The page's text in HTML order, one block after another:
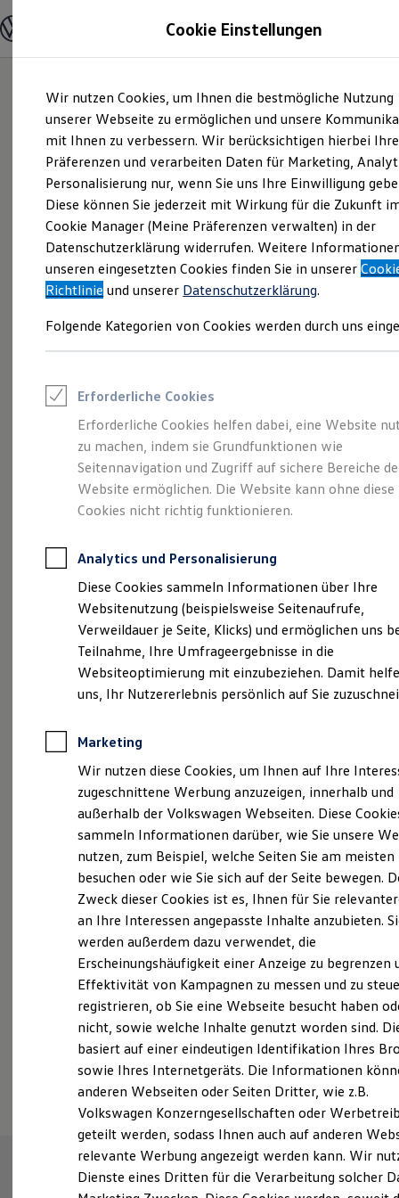
Hauptinhalt
springen
Footer
springen
Modelle und Konfigurator
Modelle vergleichen
Elektroautos
ENERGY Sondermodelle
Nutzfahrzeuge
SUV und CUV
Familienautos
Kombis
Kompaktwagen
Sportwagen
Schnell verfügbare Fahrzeuge
Angebote und Produkte
Aktuelle Angebote
E-Auto-Förderung
Volkswagen Marktplatz
Junge Gebrauchtwagen und Gebrauchtwagen
Saisonangebote
Leasing
Leasing-Angebote
Gebrauchtwagen Leasing
Junge Gebrauchtwagen-Leasing
Elektroauto Leasing
Kleinwagen-Leasing
Leasing ohne Anzahlung
Autokredit mit Schlussrate
Versicherungen und Garantien
Kfz-Versicherung
Restschuldversicherungen
Garantien
Wartungsverträge
Geschäftskunden
Professional Class bei Volkswagen
Großkunden
Behörden
Anpfiff zum Gewinn
Elektroautos
ID. Tutorials
Elektrofahrzeugkonzepte
Reichweite
Reichweite der ID. Modelle
Reichweite im Winter
Laden
Laden unterwegs
Laden Zuhause
Ladezeitensimulator
Batterie
Sicherheit
Garantie und Lebensdauer
Nachhaltigkeit
Technologie
Kosten und Kauf
Verbrauchskosten
Kaufoptionen
E-Auto-Förderung
Software und Konnektivität
Die ID. Software 6
ID. Software Versionen und Updates
Digitale Extras
Schnittstellen zu Ihrem ID.
Die ENERGY
Sondermodelle
(Impressum & Rechtliches
Probefahrt vereinbaren
Fahrzeugangebot anfordern
Serviceanfrage stellen
Cookie Einstellungen
Wir nutzen Cookies, um Ihnen die bestmögliche Nutzung
unserer Webseite zu ermöglichen und unsere
mit Ihnen zu verbessern. Wir berücksichtigen hierbei Ihre
Präferenzen und verarbeiten Daten für Marketing,
Personalisierung nur, wenn Sie uns Ihre Einwilligung
Diese können Sie jederzeit mit Wirkung für die Zukunft
Cookie Manager (Meine Präferenzen verwalten) in der
Datenschutzerklärung widerrufen. Weitere
unseren eingesetzten Cookies finden Sie in unserer
Richtlinie und unserer Datenschutzerklärung.
Folgende Kategorien von Cookies werden durch uns
Erforderliche Cookies
Erforderliche Cookies helfen dabei, eine Website
zu machen, indem sie Grundfunktionen wie
Seitennavigation und Zugriff auf sichere Bereiche
Website ermöglichen. Die Website kann ohne diese
Cookies nicht richtig funktionieren.
Analytics und Personalisierung
Diese Cookies sammeln Informationen über Ihre
Websitenutzung (beispielsweise Seitenaufrufe,
Verweildauer je Seite, Klicks) und ermöglichen uns
Teilnahme, Ihre Umfrageergebnisse in die
Websiteoptimierung mit einzubeziehen. Damit
uns, Ihr Nutzererlebnis persönlich auf Sie
Marketing
Wir nutzen diese Cookies, um Ihnen auf Ihre
zugeschnittene Werbung anzuzeigen, innerhalb und
außerhalb der Volkswagen Webseiten. Diese
sammeln Informationen darüber, wie Sie unsere
nutzen, zum Beispiel, welche Seiten Sie am meisten
besuchen oder wie Sie sich auf der Seite bewegen.
Zweck dieser Cookies ist es, Ihnen für Sie
an Ihre Interessen angepasste Inhalte anzubieten.
werden außerdem dazu verwendet, die
Erscheinungshäufigkeit einer Anzeige zu begrenzen
Effektivität von Kampagnen zu messen und zu
registrieren, ob Sie eine Webseite besucht haben
nicht, sowie welche Inhalte genutzt worden sind.
basiert auf einer eindeutigen Identifikation Ihres
sowie Ihres Internetgeräts. Die Informationen
anderen Webseiten oder Seiten Dritter, wie z.B.
Volkswagen Konzerngesellschaften oder
geteilt werden, sodass Ihnen auch auf anderen
relevante Werbung angezeigt werden kann. Wir
Dienste eines Dritten für die Verarbeitung solcher